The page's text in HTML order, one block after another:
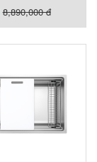
8,890,000 đ